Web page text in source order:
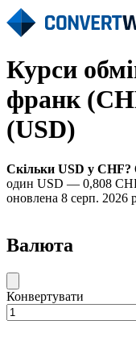
Курси
франк
(USD)
Скільки USD у CHF?
один USD — 0,808
оновлена 8 серп. 2026
Валюта
Конвертувати